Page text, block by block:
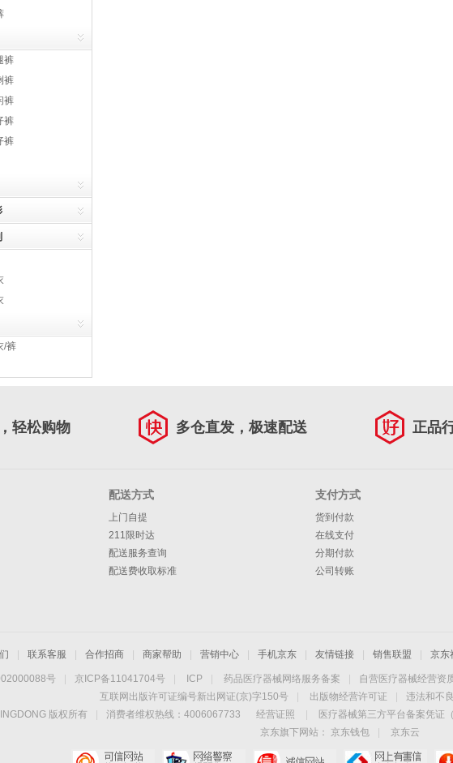
裤
裤
裤
裤
裤
/裤
轻松购物 多仓直发，极速配送 正品
配送方式
上门自提
211限时达
配送服务查询
配送费收取标准
支付方式
货到付款
在线支付
分期付款
公司转账
联系客服 合作招商 商家帮助 营销中心 手机京东 友情链接 销售联盟 京东
号 京ICP备11041704号 ICP 药品医疗器械网络服务备案 自营医疗器械经营资
互联网出版许可证编号新出网证(京)字150号
出版物经营许可证
违法和不
版权所有 消费者维权热线：4006067733 经营证照 医疗器械第三方平台备案凭证
京东旗下网站：
京东钱包
京东云